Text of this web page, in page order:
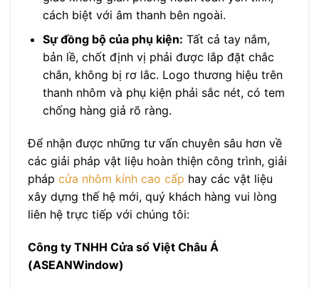
cách biệt với âm thanh bên ngoài.
Sự đồng bộ của phụ kiện: Tất cả tay nắm,
bản lề, chốt định vị phải được lắp đặt chắc
chắn, không bị rơ lắc. Logo thương hiệu trên
thanh nhôm và phụ kiện phải sắc nét, có tem
chống hàng giả rõ ràng.
Để nhận được những tư vấn chuyên sâu hơn về
các giải pháp vật liệu hoàn thiện công trình, giải
pháp cửa nhôm kính cao cấp hay các vật liệu
xây dựng thế hệ mới, quý khách hàng vui lòng
liên hệ trực tiếp với chúng tôi:
Công ty TNHH Cửa sổ Việt Châu Á
(ASEANWindow)